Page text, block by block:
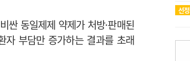
싼 동일제제 약제가 처방·판매된
자 부담만 증가하는 결과를 초래
선정